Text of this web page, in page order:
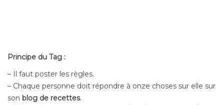
Principe du Tag :
– Il faut poster les règles.
– Chaque personne doit répondre à onze choses sur elle sur
son blog de recettes.